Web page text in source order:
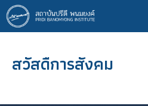
ข้าม
ไป
ยัง
หลักสวัสดืการสังคม